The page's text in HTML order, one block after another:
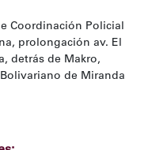
Coordinación Policial
prolongación av. El
detrás de Makro,
de Miranda